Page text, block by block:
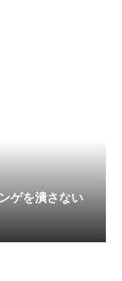
ゲを潰さない